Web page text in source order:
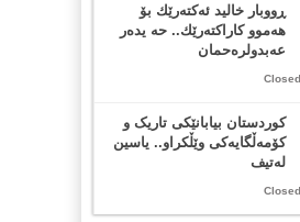
ڕووبار خالید ئەكتەرێك بۆ
هەموو كاراكتەرێك.. حه یدەر
عەبدولرەحمان
کوردستان بیابانێکی تاریک و
کۆمەڵگایەکی وێڵکراو.. یاسین
لەتیف